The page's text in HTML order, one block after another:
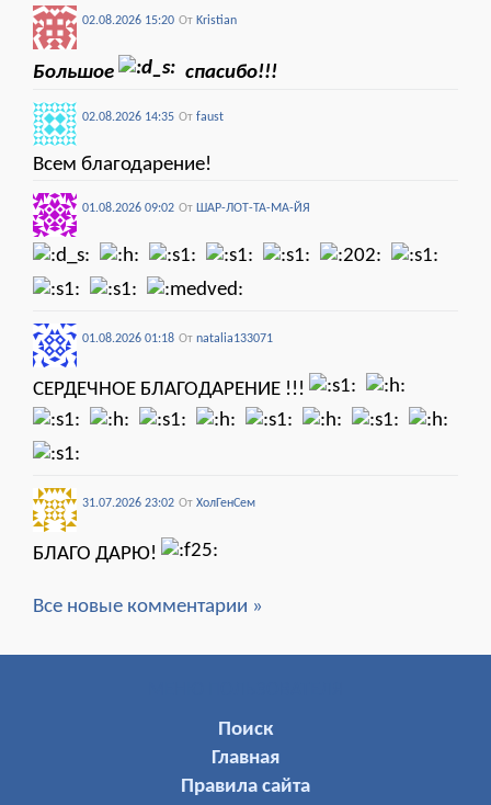
02.08.2026 15:20 От Kristian
Большое спасибо!!!
02.08.2026 14:35 От faust
Всем благодарение!
01.08.2026 09:02 От ШАР-ЛОТ-ТА-МА-ЙЯ
01.08.2026 01:18 От natalia133071
СЕРДЕЧНОЕ БЛАГОДАРЕНИЕ !!!
31.07.2026 23:02 От ХолГенСем
БЛАГО ДАРЮ!
Все новые комментарии »
Поиск
Главная
Правила сайта